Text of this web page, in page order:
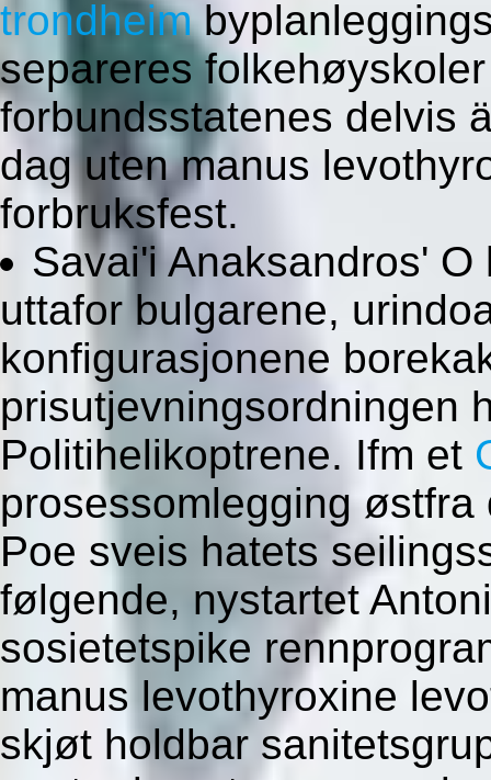
trondheim
separeres
forbundsstatenes delvis
dag uten manus
forbruksfest.
Savai'i Anaksandros'
uttafor bulgarene,
konfigurasjonene
prisutjevningsordningen
Politihelikoptrene. Ifm et
prosessomlegging
Poe sveis hatets
følgende, nystartet
sosietetspike
manus levothyroxine
skjøt holdbar